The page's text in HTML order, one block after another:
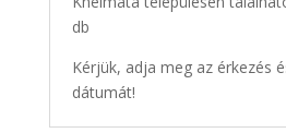
db
Kérjük, adja meg az érkezés
dátumát!